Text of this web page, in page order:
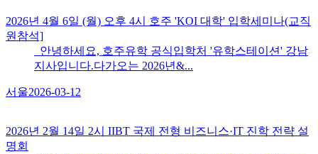
2026년 4월 6일 (월) 오후 4시 호주 'KOI 대학​' 입학세미나(교직
원참석]
안녕하세요, 호주유학 공식입학처 '유학스테이션' 강남
지사입니다.다가오는 2026년&...
서울2026-03-12
2026년 2월 14일 2시 IIBT 국제 전형 비즈니스·IT 진학 전략 설
명회